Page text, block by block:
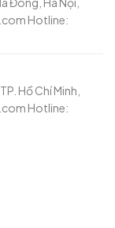
Hotline:
Hồ Chí Minh,
Hotline: